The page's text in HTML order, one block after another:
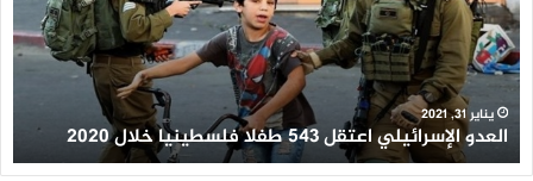
طفلا
فلسطينيا
خلال
2020
يناير 31, 2021
العدو الإسرائيلي اعتقل 543 طفلا فلسطينيا خلال 2020